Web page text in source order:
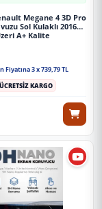
Megane 4 3D Pro
Sol Kulaklı 2016
A+ Kalite
Fiyatına 3 x 739,79 TL
ÜCRETSİZ KARGO